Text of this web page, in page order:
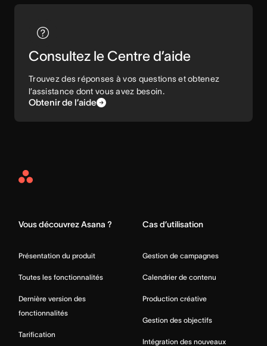
Consultez le Centre d’aide
Trouvez des réponses à vos questions et obtenez
l’assistance dont vous avez besoin.
Obtenir de l’aide
Asana
Vous découvrez Asana ?
Présentation du produit
Toutes les fonctionnalités
Dernière version des
fonctionnalités
Tarification
Cas d’utilisation
Gestion de campagnes
Calendrier de contenu
Production créative
Gestion des objectifs
Intégration des nouveaux